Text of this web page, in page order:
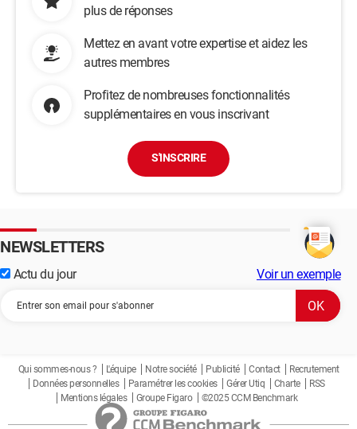
plus de réponses
Mettez en avant votre expertise et aidez les
autres membres
Profitez de nombreuses fonctionnalités
supplémentaires en vous inscrivant
S'INSCRIRE
NEWSLETTERS
Actu du jour Voir un exemple
Qui sommes-nous ? L'équipe Notre société Publicité Contact
Recrutement
Données personnelles
Paramétrer les cookies Gérer Utiq Charte
RSS
Mentions légales
Groupe Figaro ©2025 CCM Benchmark